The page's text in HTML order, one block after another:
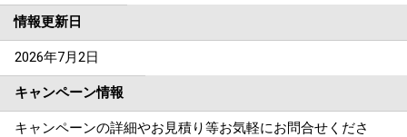
情報更新日
2026年7月2日
キャンペーン情報
キャンペーンの詳細やお見積り等お気軽にお問合せくださ